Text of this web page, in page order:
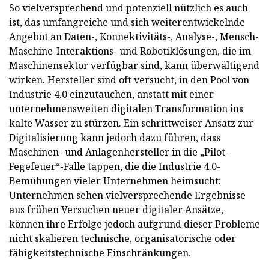
So vielversprechend und potenziell nützlich es auch
ist, das umfangreiche und sich weiterentwickelnde
Angebot an Daten-, Konnektivitäts-, Analyse-, Mensch-
Maschine-Interaktions- und Robotiklösungen, die im
Maschinensektor verfügbar sind, kann überwältigend
wirken. Hersteller sind oft versucht, in den Pool von
Industrie 4.0 einzutauchen, anstatt mit einer
unternehmensweiten digitalen Transformation ins
kalte Wasser zu stürzen. Ein schrittweiser Ansatz zur
Digitalisierung kann jedoch dazu führen, dass
Maschinen- und Anlagenhersteller in die „Pilot-
Fegefeuer“-Falle tappen, die die Industrie 4.0-
Bemühungen vieler Unternehmen heimsucht:
Unternehmen sehen vielversprechende Ergebnisse
aus frühen Versuchen neuer digitaler Ansätze,
können ihre Erfolge jedoch aufgrund dieser Probleme
nicht skalieren technische, organisatorische oder
fähigkeitstechnische Einschränkungen.